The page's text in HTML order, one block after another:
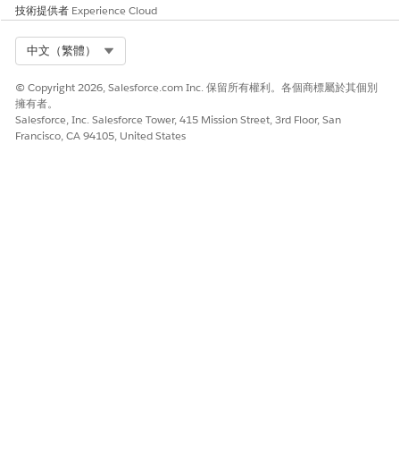
技術提供者 Experience Cloud
中文（繁體）
© Copyright 2026, Salesforce.com Inc. 保留所有權利。各個商標屬於其個別
擁有者。
Salesforce, Inc. Salesforce Tower, 415 Mission Street, 3rd Floor, San
Francisco, CA 94105, United States